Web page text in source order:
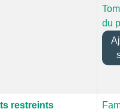
du
restreints